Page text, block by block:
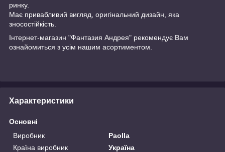
ринку.
Має привабливий вигляд, оригінальний дизайн, яка
зносостійкість.
Інтернет-магазин "Фантазия Андрея" рекомендує Вам
ознайомиться з усім нашим асортиментом.
Характеристики
Основні
Виробник
Paolla
Країна виробник
Україна